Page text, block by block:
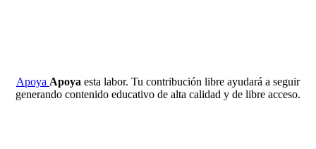
Apoya Apoya esta labor. Tu contribución libre ayudará a seguir
generando contenido educativo de alta calidad y de libre acceso.